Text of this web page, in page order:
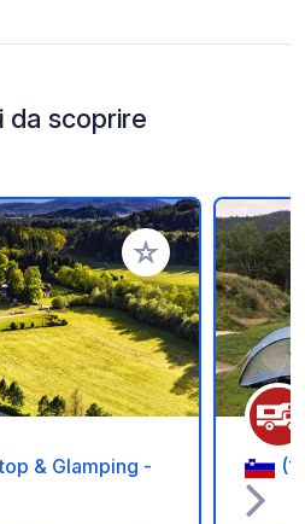
da scoprire
Aggiungi ai tuoi
& Glamping -